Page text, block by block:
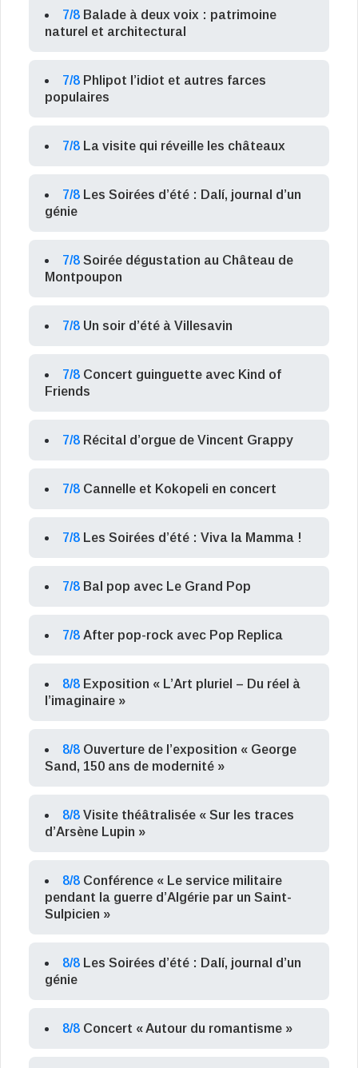
7/8 Balade à deux voix : patrimoine
naturel et architectural
7/8 Phlipot l’idiot et autres farces
populaires
7/8 La visite qui réveille les châteaux
7/8 Les Soirées d’été : Dalí, journal d’un
génie
7/8 Soirée dégustation au Château de
Montpoupon
7/8 Un soir d’été à Villesavin
7/8 Concert guinguette avec Kind of
Friends
7/8 Récital d’orgue de Vincent Grappy
7/8 Cannelle et Kokopeli en concert
7/8 Les Soirées d’été : Viva la Mamma !
7/8 Bal pop avec Le Grand Pop
7/8 After pop-rock avec Pop Replica
8/8 Exposition « L’Art pluriel – Du réel à
l’imaginaire »
8/8 Ouverture de l’exposition « George
Sand, 150 ans de modernité »
8/8 Visite théâtralisée « Sur les traces
d’Arsène Lupin »
8/8 Conférence « Le service militaire
pendant la guerre d’Algérie par un Saint-
Sulpicien »
8/8 Les Soirées d’été : Dalí, journal d’un
génie
8/8 Concert « Autour du romantisme »